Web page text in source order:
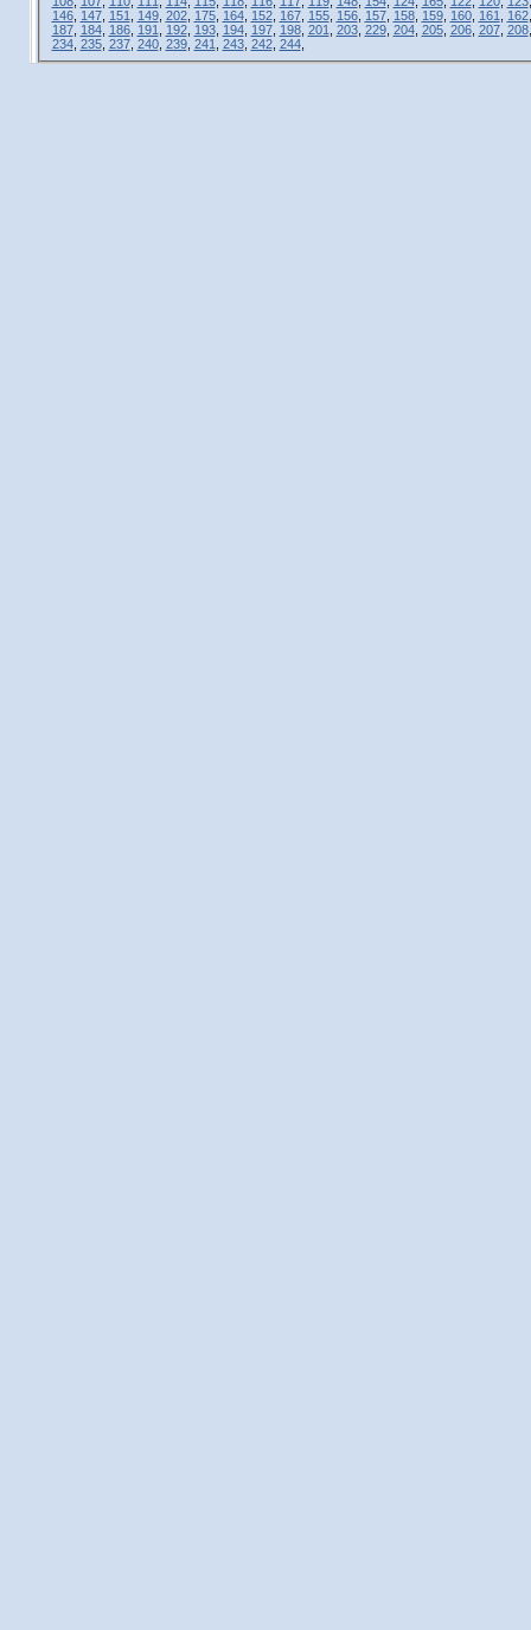
146, 147, 151 149, 202, 175, 164, 152, 167, 155, 156, 157, 158, 159, 160, 161 162
187, 184, 186, 191 192, 193, 194, 197, 198, 201 203, 229, 204, 205, 206, 207, 208
234, 235, 237, 240, 239, 241 243, 242, 244,